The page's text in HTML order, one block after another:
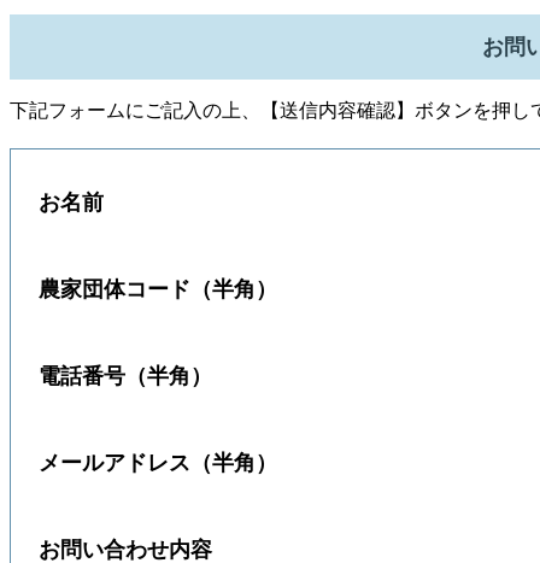
お問
下記フォームにご記入の上、【送信内容確認】ボタンを押し
お名前
農家団体コード（半角）
電話番号（半角）
メールアドレス（半角）
お問い合わせ内容